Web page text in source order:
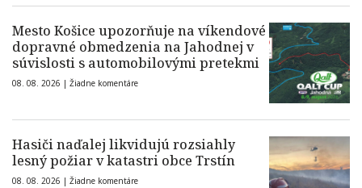
Mesto Košice upozorňuje na víkendové
dopravné obmedzenia na Jahodnej v
súvislosti s automobilovými pretekmi
08. 08. 2026 | Žiadne komentáre
Hasiči naďalej likvidujú rozsiahly
lesný požiar v katastri obce Trstín
08. 08. 2026 | Žiadne komentáre